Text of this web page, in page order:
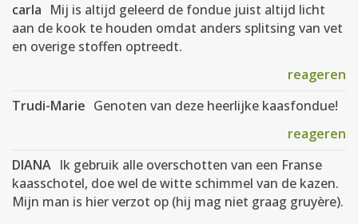
carla Mij is altijd geleerd de fondue juist altijd licht
aan de kook te houden omdat anders splitsing van vet
en overige stoffen optreedt.
reageren
Trudi-Marie Genoten van deze heerlijke kaasfondue!
reageren
DIANA Ik gebruik alle overschotten van een Franse
kaasschotel, doe wel de witte schimmel van de kazen.
Mijn man is hier verzot op (hij mag niet graag gruyère).